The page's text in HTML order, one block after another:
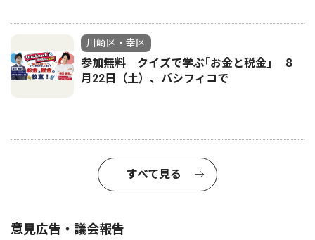
川崎区・幸区
参加無料 クイズで学ぶ｢お金と税金｣ ８
月22日（土）、パシフィコで
すべて見る
意見広告・議会報告